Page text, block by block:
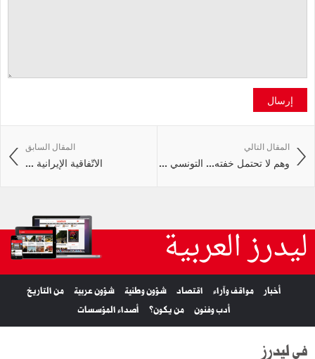
إرسال
المقال السابق
الاتّفاقية الإيرانية ...
المقال التالي
وهم لا تحتمل خفته... التونسي ...
ليدرز العربية
أخبار مواقف وآراء اقتصاد شؤون وطنية شؤون عربية
من التاريخ
أدب وفنون
من يكون؟ أصداء المؤسسات
في ليدرز